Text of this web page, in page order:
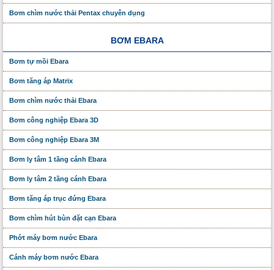
Bơm chìm nước thải Pentax chuyên dụng
BƠM EBARA
Bơm tự mồi Ebara
Bơm tăng áp Matrix
Bơm chìm nước thải Ebara
Bơm công nghiệp Ebara 3D
Bơm công nghiệp Ebara 3M
Bơm ly tâm 1 tầng cánh Ebara
Bơm ly tâm 2 tầng cánh Ebara
Bơm tăng áp trục đứng Ebara
Bơm chìm hút bùn đặt cạn Ebara
Phớt máy bơm nước Ebara
Cánh máy bơm nước Ebara